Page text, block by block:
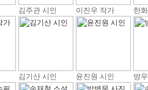
김주관 시인 이진우 작가 한
김기산 시인 윤진원 시인 방